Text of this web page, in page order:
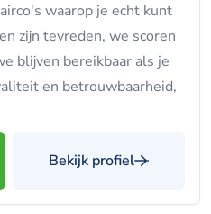
waarop je echt kunt
zijn tevreden, we scoren
blijven bereikbaar als je
en betrouwbaarheid,
Bekijk profiel